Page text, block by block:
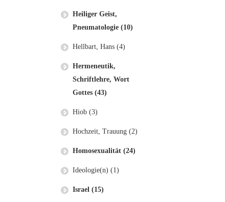
Heiliger Geist,
Pneumatologie (10)
Hellbart, Hans (4)
Hermeneutik,
Schriftlehre, Wort
Gottes (43)
Hiob (3)
Hochzeit, Trauung (2)
Homosexualität (24)
Ideologie(n) (1)
Israel (15)